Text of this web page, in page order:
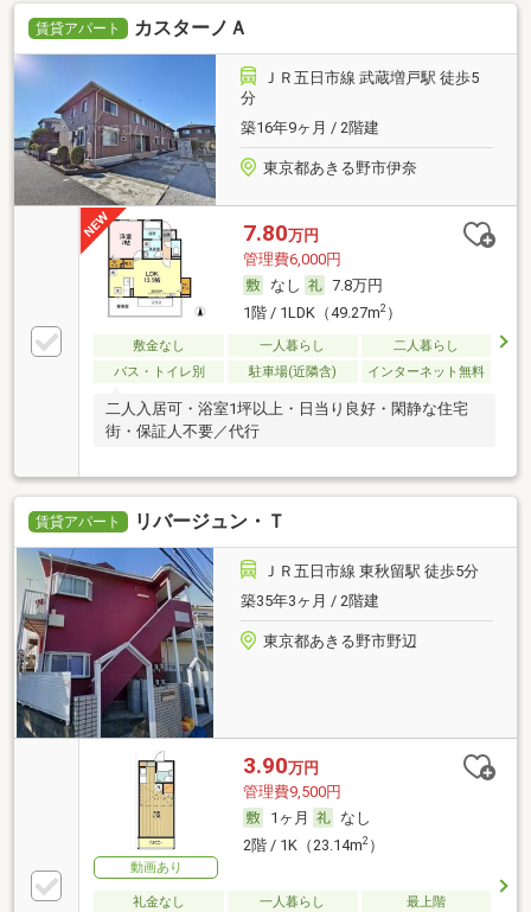
賃貸アパート カスターノＡ
ＪＲ五日市線 武蔵増戸駅 徒歩5
分
築16年9ヶ月 / 2階建
東京都あきる野市伊奈
7.80万円
管理費6,000円
なし
7.8万円
1階 / 1LDK（49.27m2）
敷金なし 一人暮らし
二人暮らし
バス・トイレ別
駐車場(近隣含) インターネット無料
二人入居可・浴室1坪以上・日当り良好・閑静な住宅
街・保証人不要／代行
賃貸アパート リバージュン・Ｔ
ＪＲ五日市線 東秋留駅 徒歩5分
築35年3ヶ月 / 2階建
東京都あきる野市野辺
動画あり
3.90万円
管理費9,500円
1ヶ月
なし
2階 / 1K（23.14m2）
礼金なし 一人暮らし
最上階